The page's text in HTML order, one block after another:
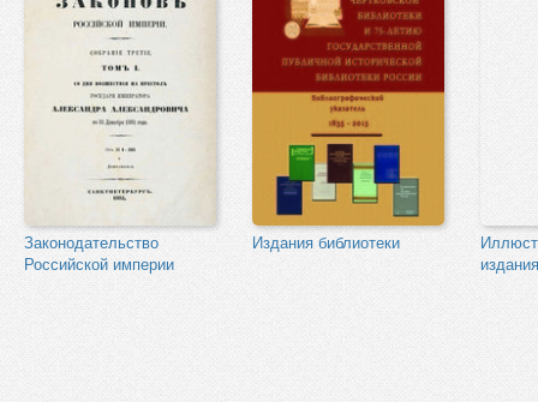
Законодательство
Российской империи
Издания библиотеки
издания